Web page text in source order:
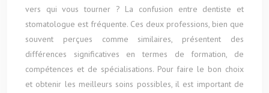
vers qui vous tourner ? La confusion entre dentiste et
stomatologue est fréquente. Ces deux professions, bien que
souvent perçues comme similaires, présentent des
différences significatives en termes de formation, de
compétences et de spécialisations. Pour faire le bon choix
et obtenir les meilleurs soins possibles, il est important de